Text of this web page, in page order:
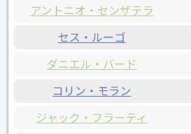
アントニオ・センザテラ
セス・ルーゴ
ダニエル・バード
コリン・モラン
ジャック・フラーティ